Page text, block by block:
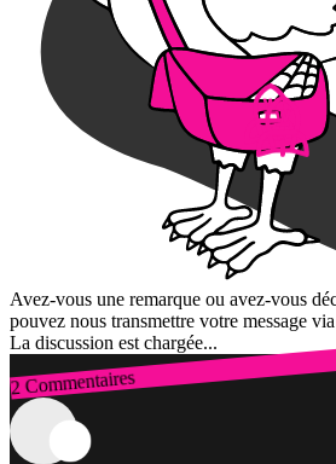
Avez-vous une remarque ou avez-vous
pouvez nous transmettre votre message
La discussion est chargée...
2 Commentaires
Connexion